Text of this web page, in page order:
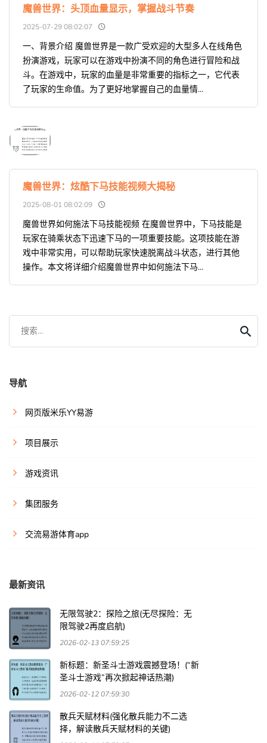
魔兽世界：头顶血量显示，掌握战斗节奏
2025-07-29 08:02:07
一、背景介绍 魔兽世界是一款广受欢迎的大型多人在线角色
扮演游戏，玩家可以在游戏中扮演不同的角色进行冒险和战
斗。在游戏中，玩家的血量是非常重要的指标之一，它代表
了玩家的生命值。为了更好地掌握自己的血量情...
魔兽世界：炫酷下马技能视频大揭秘
2025-08-01 08:02:09
魔兽世界如何施法下马技能视频 在魔兽世界中，下马技能是
玩家在骑乘状态下迅速下马的一项重要技能。这项技能在游
戏中非常实用，可以帮助玩家快速脱离战斗状态，进行其他
操作。本文将详细介绍魔兽世界中如何施法下马...
搜索...
导航
网页版米乐YY易游
项目展示
游戏资讯
集团服务
交流易游体育app
最新资讯
无限驾驶2：探险之旅(无尽探险：无
限驾驶2再度启航)
2026-02-13 07:59:25
新标题：新圣斗士游戏震撼登场！(“新
圣斗士游戏”再次掀起神话热潮)
2026-02-12 07:59:30
散兵天赋材料(强化散兵能力不二选
择，解读散兵天赋材料的关键)